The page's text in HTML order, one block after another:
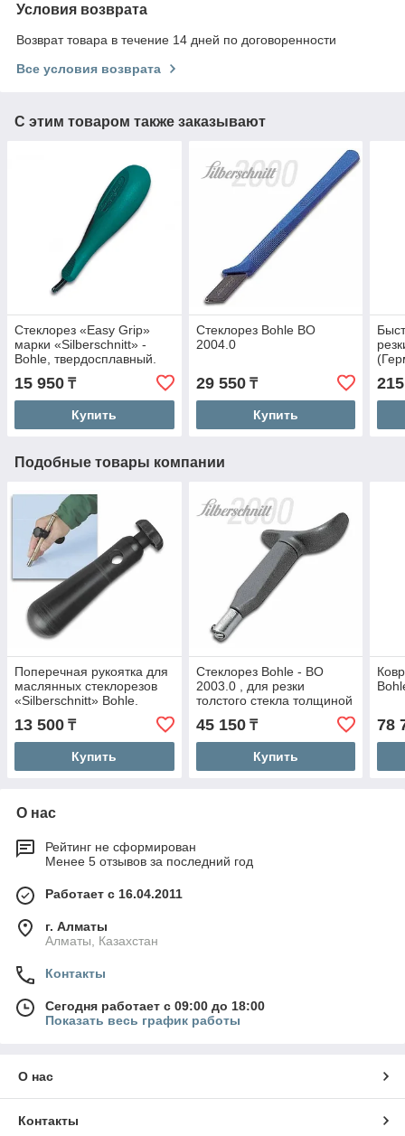
Условия возврата
Возврат товара в течение 14 дней по договоренности
Все условия возврата
С этим товаром также заказывают
Стеклорез «Easy Grip»
марки «Silberschnitt» -
Bohle, твердосплавный.
15 950 ₸
Купить
Стеклорез Bohle BO
2004.0
29 550₸
Купить
Подобные товары компании
Поперечная рукоятка для
маслянных стеклорезов
«Silberschnitt» Bohle.
13 500 ₸
Купить
Стеклорез Bohle - BO
2003.0 , для резки
толстого стекла толщиной
45 150₸
Купить
78
О нас
Рейтинг не сформирован
Менее 5 отзывов за последний год
Работает с 16.04.2011
г. Алматы
Алматы, Казахстан
Контакты
Сегодня работает с 09:00 до 18:00
Показать весь график работы
О нас
Контакты